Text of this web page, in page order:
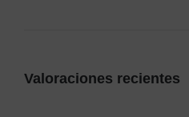
1,80€.
Valoraciones recientes